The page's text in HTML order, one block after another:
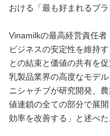
おける「最も好まれるブラ
Vinamilkの最高経営責任
ビジネスの安定性を維持
との結束と価値の共有を
乳製品業界の高度なモデ
ニシャチブが研究開発、
値連鎖の全ての部分で展
効率を改善する」と述べた